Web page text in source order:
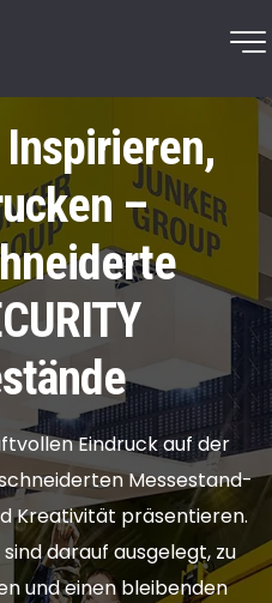
–
Eindruck auf der
Messestand-
Kreativität präsentieren.
darauf ausgelegt, zu
und einen bleibenden